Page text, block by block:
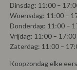
Dinsdag: 11:00 –
Woensdag: 11:00 –
Donderdag: 11:00 –
Vrijdag: 11:00 – 17:00
Zaterdag: 11:00 –
Koopzondag elke